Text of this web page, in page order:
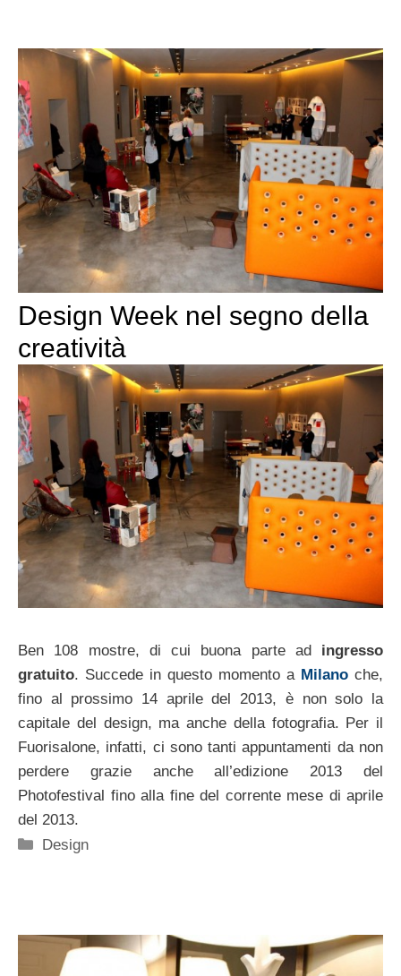
Design Week nel segno della
creatività
Ben 108 mostre, di cui buona parte ad ingresso
gratuito. Succede in questo momento a Milano che,
fino al prossimo 14 aprile del 2013, è non solo la
capitale del design, ma anche della fotografia. Per il
Fuorisalone, infatti, ci sono tanti appuntamenti da non
perdere grazie anche all’edizione 2013 del
Photofestival fino alla fine del corrente mese di aprile
del 2013.
Categorie
Design